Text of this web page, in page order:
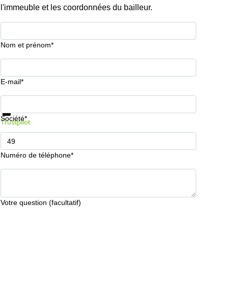
l'immeuble et les coordonnées du bailleur.
Nom et prénom*
E-mail*
Société*
Numéro de téléphone*
Votre question (facultatif)
Informations et prix
Trustpilot